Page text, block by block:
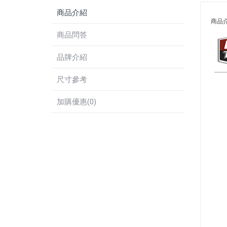
商品介紹
商品問答
品牌介紹
尺寸參考
加購優惠(0)
商品